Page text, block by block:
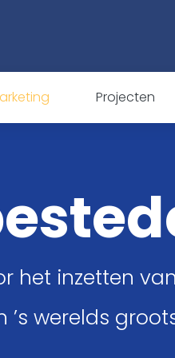
Projecten
het inzetten van
werelds